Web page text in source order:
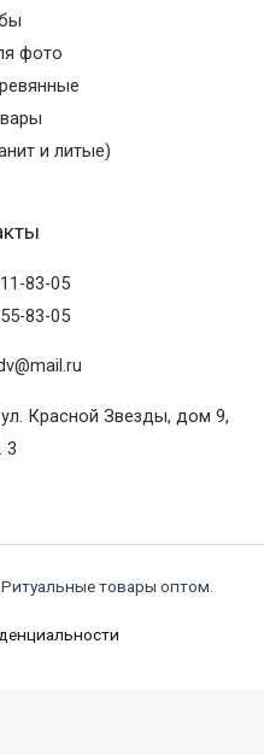
фото
и литые)
83-05
83-05
Красной Звезды, дом 9,
3
товары оптом.